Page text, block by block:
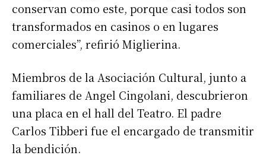
Suscribirme gratis
conservan como este, porque casi todos son
transformados en casinos o en lugares
comerciales”, refirió Miglierina.
Miembros de la Asociación Cultural, junto a
familiares de Angel Cingolani, descubrieron
una placa en el hall del Teatro. El padre
Carlos Tibberi fue el encargado de transmitir
la bendición.